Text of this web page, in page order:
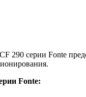
серии Fonte
Fonte: